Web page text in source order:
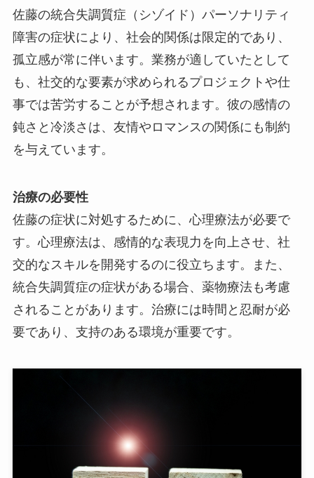
佐藤の統合失調質症（シゾイド）パーソナリティ
障害の症状により、社会的関係は限定的であり、
孤立感が常に伴います。業務が適していたとして
も、社交的な要素が求められるプロジェクトや仕
事では苦労することが予想されます。彼の感情の
鈍さと冷淡さは、友情やロマンスの関係にも制約
を与えています。
治療の必要性
佐藤の症状に対処するために、心理療法が必要で
す。心理療法は、感情的な表現力を向上させ、社
交的なスキルを開発するのに役立ちます。また、
統合失調質症の症状がある場合、薬物療法も考慮
されることがあります。治療には時間と忍耐が必
要であり、支持のある環境が重要です。